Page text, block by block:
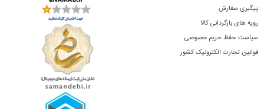
پیگیری سفارش
رویه های بازگردانی کالا
سیاست حفظ حریم خصوصی
قوانین تجارت الکترونیک کشور